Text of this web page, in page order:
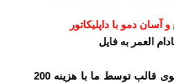
دمو با داپلیکاتور
العمر به فایل
امکان درخواست نصب دموی قالب توسط ما با هزینه 200